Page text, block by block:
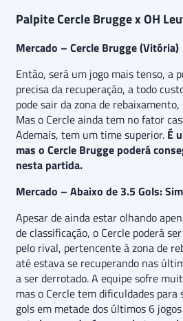
Palpite Cercle Brugge x OH
Mercado – Cercle Brugge (Vitória)
Então, será um jogo mais tenso, a
precisa da recuperação, a todo
pode sair da zona de
Mas o Cercle ainda tem no fator
Ademais, tem um time superior. É
mas o Cercle Brugge poderá
nesta partida.
Mercado – Abaixo de 3.5 Gols: Sim
Apesar de ainda estar olhando
de classificação, o Cercle poderá
pelo rival, pertencente à zona de
até estava se recuperando nas
a ser derrotado. A equipe sofre
mas o Cercle tem dificuldades
gols em metade dos últimos 6